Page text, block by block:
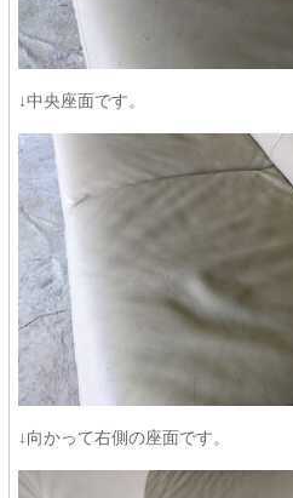
↓中央座面です。
↓向かって右側の座面です。